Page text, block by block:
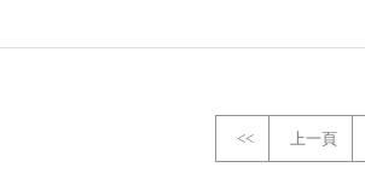
<< 上一頁